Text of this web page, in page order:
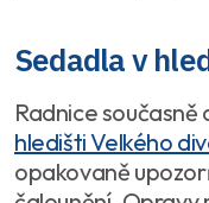
Sedadla v
Radnice současně
hledišti Velkého
opakovaně